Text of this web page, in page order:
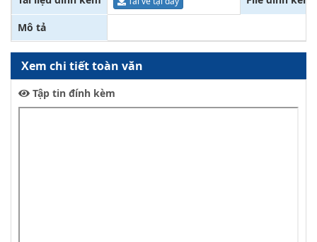
Mô tả
Xem chi tiết toàn văn
Tập tin đính kèm